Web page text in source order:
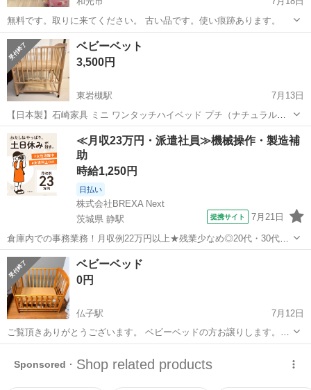
無料です。取りに来てください。 古い品です。使い痕跡あります。
埼玉 和光市 ベッド
ベビーベット
3,500円
東岩槻駅
7月13日
【日本製】石崎家具 ミニ ワンタッチハイベッド プチ（ナチュラル）
日本製の折りたたみ式ベビーベッドです。 ワンタッチで折りたためる
ので、使わない時やお掃除の際にも便利です。ハイタイプなので腰へ
の負担も少なく、おむつ替えや抱...
埼玉 さいたま市 東岩槻駅 ベッド
≪月収23万円・派遣社員≫機械操作・製造補
助
時給1,250円
日払い
株式会社BREXA Next
茨城県 静駅
提携サイト 7月21日
倉庫内での事務業務！月収例22万円以上★残業少なめ◎20代・30代・
40代の男女活躍中！空調完備で快適作業★食堂利用可◎マイカー通勤
OK◎無料駐車場完備！《茨城県常陸大宮市》 人気の工場のお仕事 ◇
電子部品製造倉庫内の事務...
茨城 常陸大宮市
ベビーベッド
0円
仏子駅
7月12日
ご覧頂きありがとうございます。 ベビーベッドの方お譲りします。こ
ちらのベビーベッドですが知り合いから中古で頂き使用しておりまし
たが卒業して不要になりましたのでお譲りいたします。 床板ですが3
枚目の穴でも取付出来る為可動式とな...